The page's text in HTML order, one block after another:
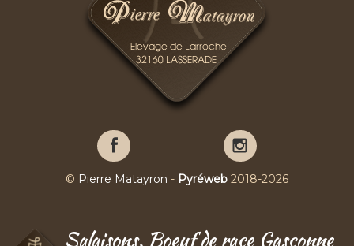
Pierre
sur
Pierre
sur
© Pierre Matayron - Pyréweb2018-2026
Salaisons, Boeuf de race Gasconne